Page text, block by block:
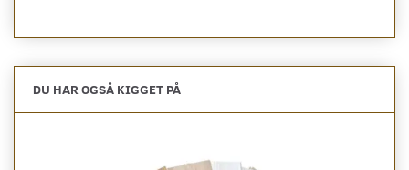
DU HAR OGSÅ KIGGET PÅ